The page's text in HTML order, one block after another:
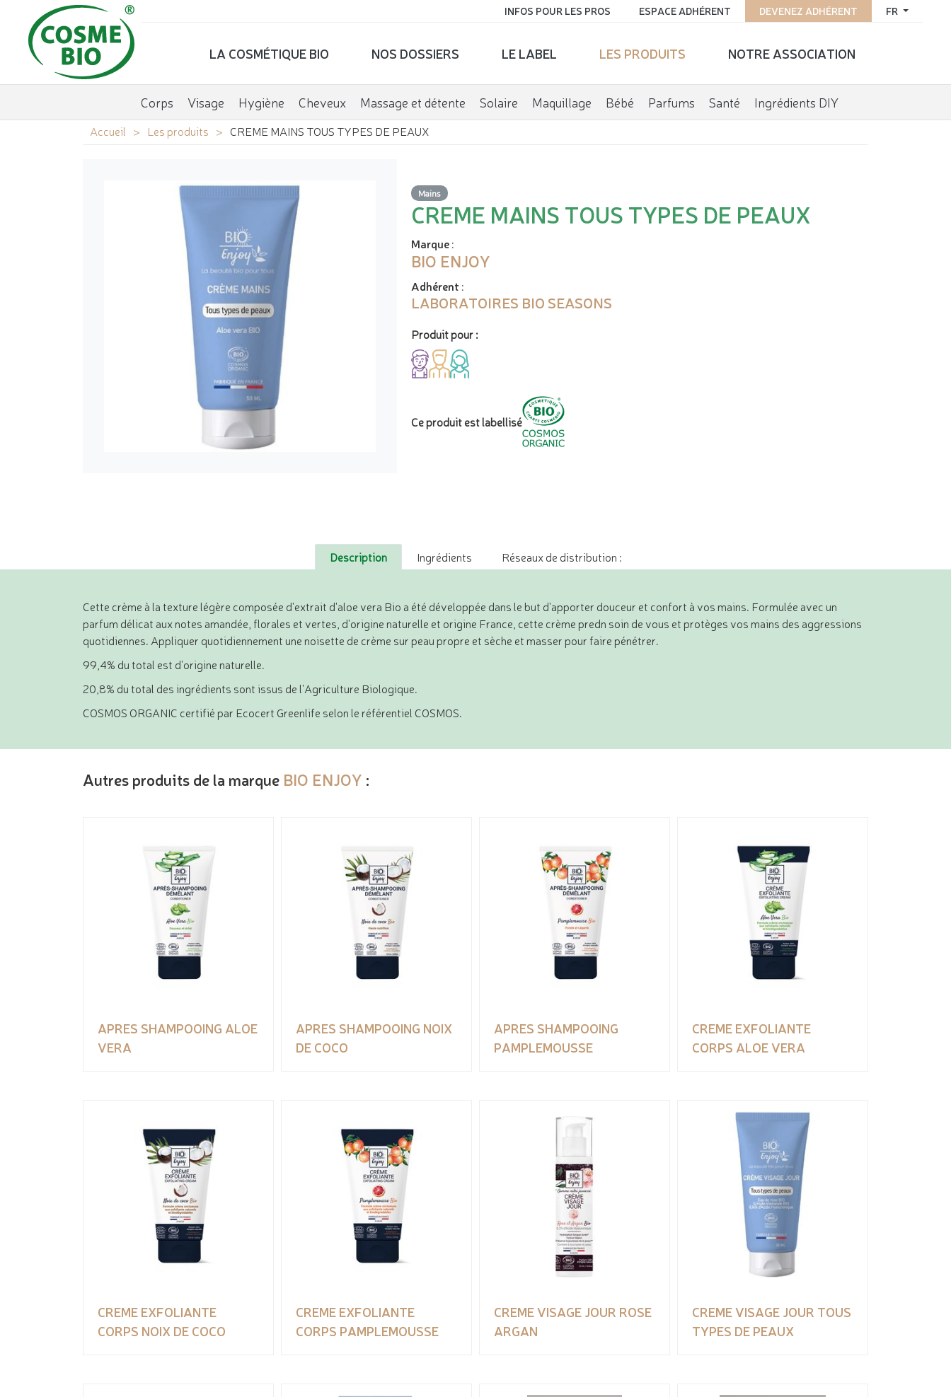
FR
DEVENEZ ADHÉRENT
ESPACE ADHÉRENT
INFOS POUR LES PROS
LA COSMÉTIQUE BIO NOS DOSSIERS LE LABEL LES PRODUITS NOTRE ASSOCIATION
Corps Visage Hygiène Cheveux Massage et détente Solaire Maquillage Bébé Parfums Santé Ingrédients DIY
Accueil Les produits CREME MAINS TOUS TYPES DE PEAUX
Mains
CREME MAINS TOUS TYPES DE PEAUX
Marque:
BIO ENJOY
Adhérent :
LABORATOIRES BIO SEASONS
Produit pour :
Ce produit est labellisé
Description Ingrédients Réseaux de distribution :
Cette crème à la texture légère composée d'extrait d'aloe vera Bio a été développée dans le but d'apporter douceur et confort à vos mains. Formulée avec un
parfum délicat aux notes amandée, florales et vertes, d'origine naturelle et origine France, cette crème predn soin de vous et protèges vos mains des aggressions
quotidiennes. Appliquer quotidiennement une noisette de crème sur peau propre et sèche et masser pour faire pénétrer.
99,4% du total est d'origine naturelle.
20,8% du total des ingrédients sont issus de l'Agriculture Biologique.
COSMOS ORGANIC certifié par Ecocert Greenlife selon le référentiel COSMOS.
Autres produits de la marque BIO ENJOY :
APRES SHAMPOOING ALOE
VERA
APRES SHAMPOOING NOIX
DE COCO
APRES SHAMPOOING
PAMPLEMOUSSE
CREME EXFOLIANTE
CORPS ALOE VERA
CREME EXFOLIANTE
CORPS NOIX DE COCO
CREME EXFOLIANTE
CORPS PAMPLEMOUSSE
CREME VISAGE JOUR ROSE
ARGAN
CREME VISAGE JOUR TOUS
TYPES DE PEAUX